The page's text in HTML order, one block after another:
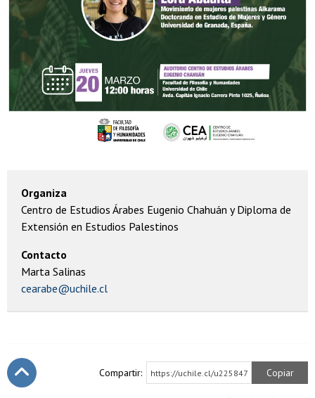
Organiza
Centro de Estudios Árabes Eugenio Chahuán y Diploma de
Extensión en Estudios Palestinos
Contacto
Marta Salinas
cearabe@uchile.cl
Compartir: https://uchile.cl/u225847 Copiar